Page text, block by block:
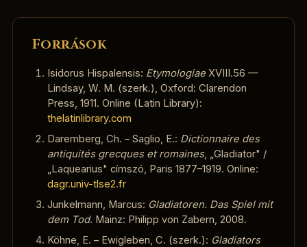
Források
Isidorus Hispalensis: Etymologiae XVIII.56 —
Lindsay, W. M. (szerk.), Oxford: Clarendon
Press, 1911. Online (Latin Library):
thelatinlibrary.com
Daremberg, Ch. – Saglio, E.: Dictionnaire des
antiquités grecques et romaines, „Gladiator" /
„Laquearius" címszó, Paris 1877–1919. Online:
dagr.univ-tlse2.fr
Junkelmann, Marcus: Gladiatoren. Das Spiel mit
dem Tod. Mainz: Philipp von Zabern, 2008.
Köhne, E. – Ewigleben, C. (szerk.): Gladiators